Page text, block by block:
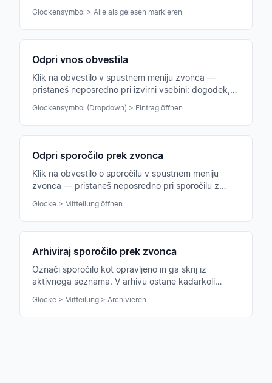
Glockensymbol > Alle als gelesen markieren
Odpri vnos obvestila
Klik na obvestilo v spustnem meniju zvonca —
pristaneš neposredno pri izvirni vsebini: dogodek,
sporočilo, klepet ali sporočilo zveze.
Glockensymbol (Dropdown) > Eintrag öffnen
Odpri sporočilo prek zvonca
Klik na obvestilo o sporočilu v spustnem meniju
zvonca — pristaneš neposredno pri sporočilu z
Glocke > Mitteilung öffnen
Arhiviraj sporočilo prek zvonca
Označi sporočilo kot opravljeno in ga skrij iz
aktivnega seznama. V arhivu ostane kadarkoli
Glocke > Mitteilung > Archivieren